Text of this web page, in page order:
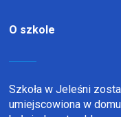
O szkole
Szkoła w Jeleśni
umiejscowiona w